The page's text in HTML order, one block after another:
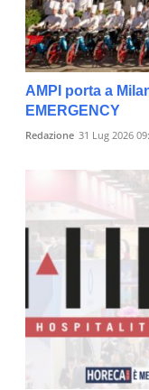
AMPI porta a
EMERGENCY
Redazione 31 Lug 2026